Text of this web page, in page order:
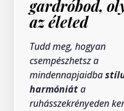
gardróbod,
az életed
Tudd meg, hogyan
csempészhetsz a
mindennapjaidba
harmóniáta
ruhásszekrényeden